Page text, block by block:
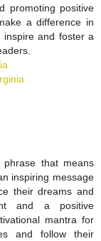
promoting positive
a difference in
and foster a
phrase that means
inspiring message
their dreams and
and a positive
mantra for
and follow their